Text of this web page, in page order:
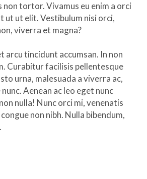
tortor. Vivamus eu enim a orci
ut ut elit. Vestibulum nisi orci,
viverra et magna?
arcu tincidunt accumsan. In non
Curabitur facilisis pellentesque
urna, malesuada a viverra ac,
Aenean ac leo eget nunc
nulla! Nunc orci mi, venenatis
non nibh. Nulla bibendum,